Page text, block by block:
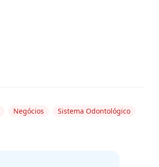
Negócios Sistema Odontológico